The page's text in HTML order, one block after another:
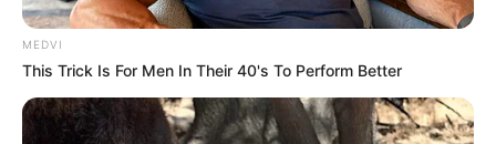
MEDVI
This Trick Is For Men In Their 40's To Perform Better